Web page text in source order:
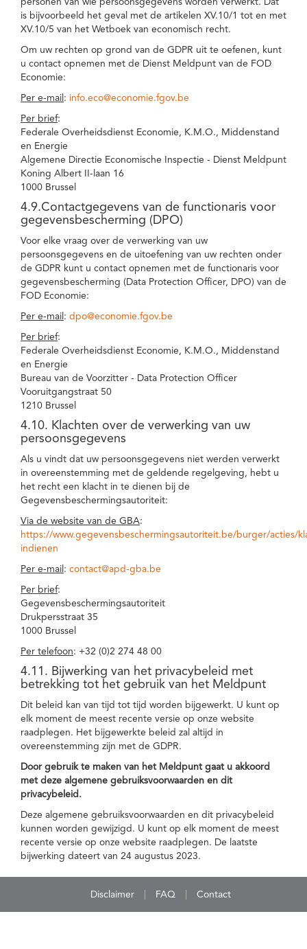
personen van wie persoonsgegevens worden verwerkt. Dat
is bijvoorbeeld het geval met de artikelen XV.10/1 tot en met
XV.10/5 van het Wetboek van economisch recht.
Om uw rechten op grond van de GDPR uit te oefenen, kunt
u contact opnemen met de Dienst Meldpunt van de FOD
Economie:
Per e-mail : info.eco@economie.fgov.be
Per brief:
Federale Overheidsdienst Economie, K.M.O., Middenstand
en Energie
Algemene Directie Economische Inspectie - Dienst Meldpunt
Koning Albert II-laan 16
1000 Brussel
4.9.Contactgegevens van de functionaris voor
gegevensbescherming (DPO)
Voor elke vraag over de verwerking van uw
persoonsgegevens en de uitoefening van uw rechten onder
de GDPR kunt u contact opnemen met de functionaris voor
gegevensbescherming (Data Protection Officer, DPO) van de
FOD Economie:
Per e-mail : dpo@economie.fgov.be
Per brief:
Federale Overheidsdienst Economie, K.M.O., Middenstand
en Energie
Bureau van de Voorzitter - Data Protection Officer
Vooruitgangstraat 50
1210 Brussel
4.10. Klachten over de verwerking van uw
persoonsgegevens
Als u vindt dat uw persoonsgegevens niet werden verwerkt
in overeenstemming met de geldende regelgeving, hebt u
het recht een klacht in te dienen bij de
Gegevensbeschermingsautoriteit:
Via de website van de GBA:
https://www.gegevensbeschermingsautoriteit.be/burger/acties/
indienen
Per e-mail : contact@apd-gba.be
Per brief:
Gegevensbeschermingsautoriteit
Drukpersstraat 35
1000 Brussel
Per telefoon: +32 (0)2 274 48 00
4.11. Bijwerking van het privacybeleid met
betrekking tot het gebruik van het Meldpunt
Dit beleid kan van tijd tot tijd worden bijgewerkt. U kunt op
elk moment de meest recente versie op onze website
raadplegen. Het bijgewerkte beleid zal altijd in
overeenstemming zijn met de GDPR.
Door gebruik te maken van het Meldpunt gaat u akkoord
met deze algemene gebruiksvoorwaarden en dit
privacybeleid.
Deze algemene gebruiksvoorwaarden en dit privacybeleid
kunnen worden gewijzigd. U kunt op elk moment de meest
recente versie op onze website raadplegen. De laatste
bijwerking dateert van 24 augustus 2023.
Disclaimer FAQ Contact